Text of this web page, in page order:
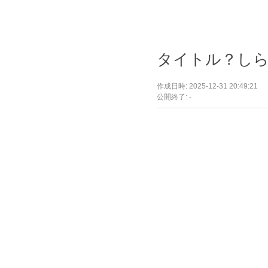
タイトル？し
作成日時: 2025-12-31 20:49:21
公開終了: -